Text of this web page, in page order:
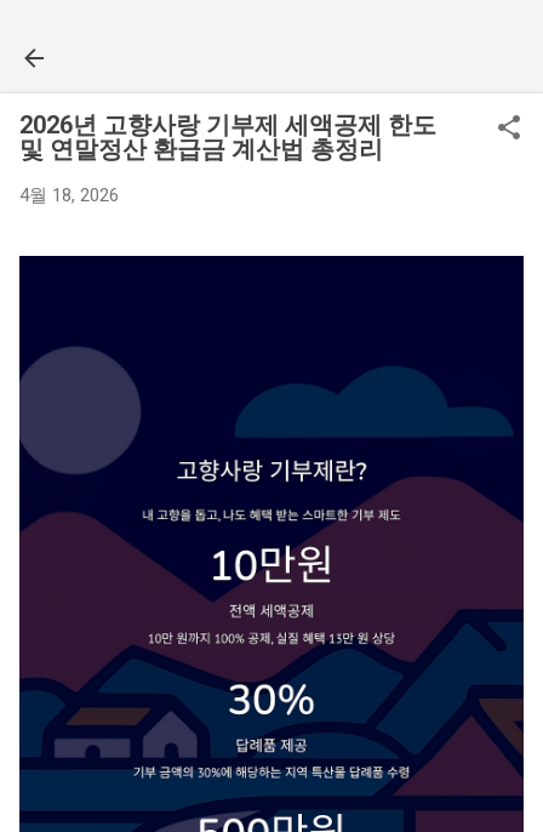
2026년 고향사랑 기부제 세액공제 한도
및 연말정산 환급금 계산법 총정리
4월 18, 2026